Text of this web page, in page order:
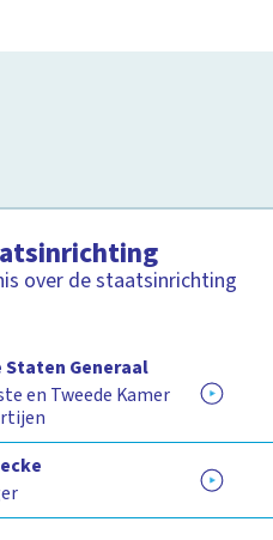
over de staatsinrichting
Staten Generaal
en Tweede Kamer